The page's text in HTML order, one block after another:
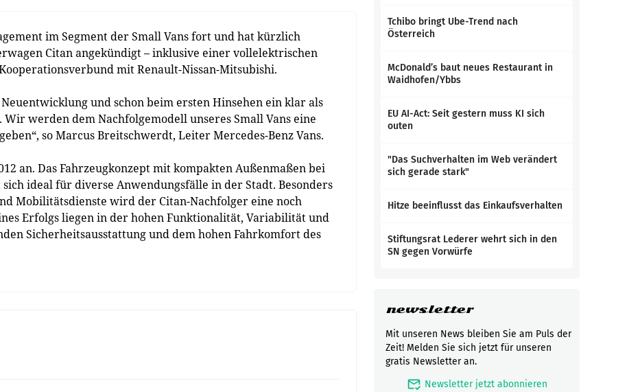
im Segment der Small Vans fort und hat kürzlich
Citan angekündigt – inklusive einer vollelektrischen
mit Renault-Nissan-Mitsubishi.
und schon beim ersten Hinsehen ein klar als
werden dem Nachfolgemodell unseres Small Vans eine
so Marcus Breitschwerdt, Leiter Mercedes-Benz Vans.
an. Das Fahrzeugkonzept mit kompakten Außenmaßen bei
ideal für diverse Anwendungsfälle in der Stadt. Besonders
Mobilitätsdienste wird der Citan-Nachfolger eine noch
Erfolgs liegen in der hohen Funktionalität, Variabilität und
Sicherheitsausstattung und dem hohen Fahrkomfort des
Tchibo bringt Ube-Trend nach
Österreich
McDonald’s baut neues Restaurant in
Waidhofen/Ybbs
EU AI-Act: Seit gestern muss KI sich
outen
"Das Suchverhalten im Web verändert
sich gerade stark"
Hitze beeinflusst das Einkaufsverhalten
Stiftungsrat Lederer wehrt sich in den
SN gegen Vorwürfe
newsletter
Mit unseren News bleiben Sie am Puls der
Zeit! Melden Sie sich jetzt für unseren
gratis Newsletter an.
mark_email_read Newsletter jetzt abonnieren